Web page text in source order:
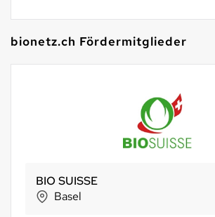
bionetz.ch Fördermitglieder
Holle baby food AG
Riehen